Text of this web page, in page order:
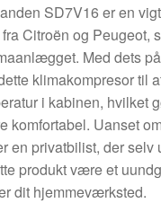
SD7V16 er en
Citroën og Peugeot,
Med dets
klimakompresor til
i kabinen, hvilket
komfortabel. Uanset
en privatbilist, der selv
produkt være et
dit hjemmeværksted.